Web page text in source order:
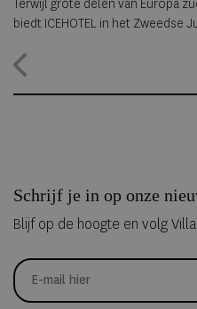
Terwijl grote delen van Europa
biedt ICEHOTEL in het Zweedse
hele jaar geopend, waardoor
Schrijf je in op onze
Blijf op de hoogte en volg Villa